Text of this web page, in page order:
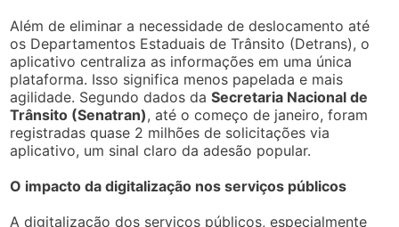
Além de eliminar a necessidade de deslocamento até
os Departamentos Estaduais de Trânsito (Detrans), o
aplicativo centraliza as informações em uma única
plataforma. Isso significa menos papelada e mais
agilidade. Segundo dados daSecretaria Nacional de
Trânsito (Senatran), até o começo de janeiro, foram
registradas quase 2 milhões de solicitações via
aplicativo, um sinal claro da adesão popular.
O impacto da digitalização nos serviços públicos
A digitalização dos serviços públicos, especialmente